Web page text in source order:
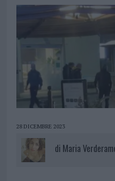
28 DICEMBRE 2023
di Maria